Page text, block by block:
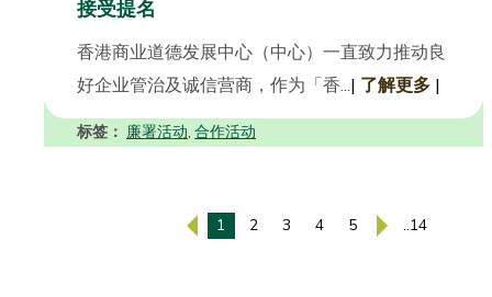
接受提名
香港商业道德发展中心（中心）一直致力推动良
好企业管治及诚信营商，作为「香...| 了解更多 |
标签： 廉署活动, 合作活动
1 2 3 4 5 ..14